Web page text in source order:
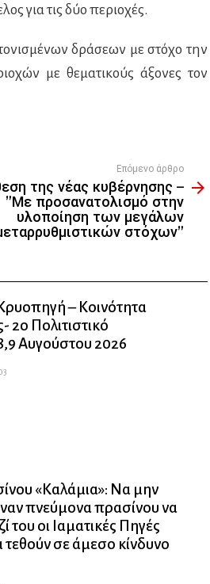
για τις δύο περιοχές.
δράσεων με στόχο την
με θεματικούς άξονες τον
Επόμενο άρθρο
της νέας κυβέρνησης –
”Με προσανατολισμό στην
υλοποίηση των μεγάλων
στόχων”
– Κοινότητα
2ο Πολιτιστικό
Αυγούστου 2026
«Καλάμια»: Να μην
πνεύμονα πρασίνου να
του οι Ιαματικές Πηγές
τεθούν σε άμεσο κίνδυνο